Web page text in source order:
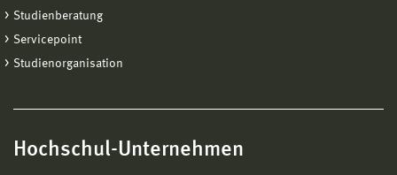
Studienberatung
Servicepoint
Studienorganisation
Hochschul-Unternehmen